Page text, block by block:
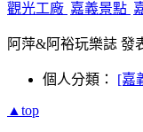
觀光工廠 嘉義景點
阿萍&阿裕玩樂誌 發
個人分類： [嘉
▲top